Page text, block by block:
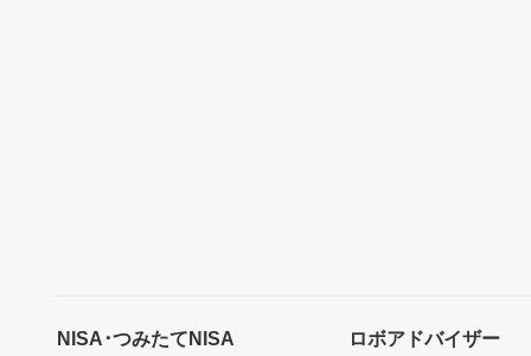
NISA･つみたてNISA ロボアドバイザー